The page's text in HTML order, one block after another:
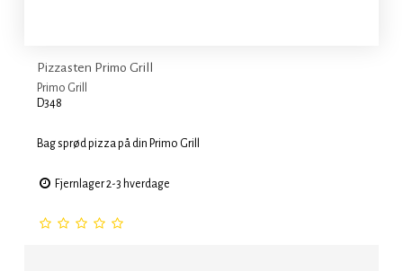
Pizzasten Primo Grill
Primo Grill
D348
Bag sprød pizza på din Primo Grill
Fjernlager 2-3 hverdage